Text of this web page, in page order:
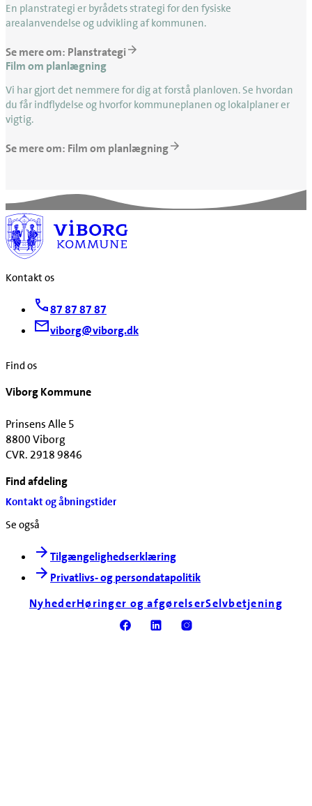
En planstrategi er byrådets strategi for den fysiske
arealanvendelse og udvikling af kommunen.
Se mere om: Planstrategi
Film om planlægning
Vi har gjort det nemmere for dig at forstå planloven. Se hvordan
du får indflydelse og hvorfor kommuneplanen og lokalplaner er
vigtig.
Se mere om: Film om planlægning
Kontakt os
87 87 87 87
viborg@viborg.dk
Find os
Viborg Kommune
Prinsens Alle 5
8800 Viborg
CVR. 2918 9846
Find afdeling
Kontakt og åbningstider
Se også
Tilgængelighedserklæring
Privatlivs- og persondatapolitik
NyhederHøringer og afgørelserSelvbetjening